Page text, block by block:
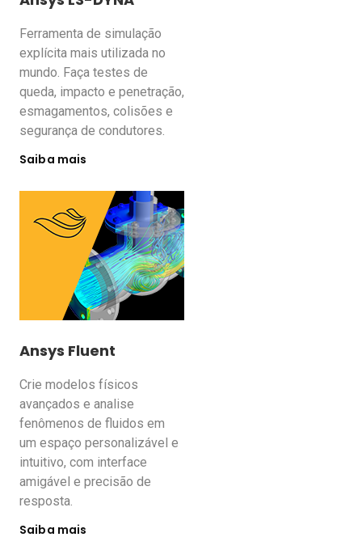
Ferramenta de simulação
explícita mais utilizada no
mundo. Faça testes de
queda, impacto e penetração,
esmagamentos, colisões e
segurança de condutores.
Saiba mais
Ansys Fluent
Crie modelos físicos
avançados e analise
fenômenos de fluidos em
um espaço personalizável e
intuitivo, com interface
amigável e precisão de
resposta.
Saiba mais